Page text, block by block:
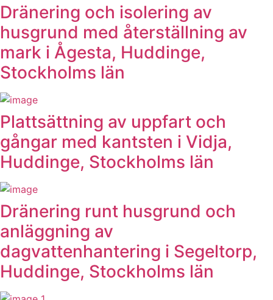
Dränering och isolering av
husgrund med återställning av
mark i Ågesta, Huddinge,
Stockholms län
Plattsättning av uppfart och
gångar med kantsten i Vidja,
Huddinge, Stockholms län
Dränering runt husgrund och
anläggning av
dagvattenhantering i Segeltorp,
Huddinge, Stockholms län